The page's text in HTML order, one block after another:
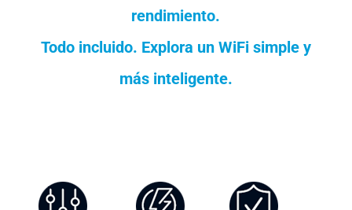
rendimiento.
Todo incluido. Explora un WiFi simple y
más inteligente.